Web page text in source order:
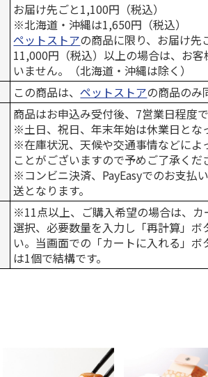
お届け先ごと1,100円（税込）
※北海道・沖縄は1,650円（税込）
ペットストアの商品に限り、お届け先
11,000円（税込）以上の場合は、お
いません。（北海道・沖縄は除く）
この商品は、ペットストアの商品のみ
商品はお申込み受付後、7営業日程度で
※土日、祝日、年末年始は休業日とな
※在庫状況、天候や交通事情などによ
ことがございますので予めご了承くだ
※コンビニ決済、PayEasyでのお支払
送となります。
※11点以上、ご購入希望の場合は、カ
選択、必要数量を入力し「再計算」ボ
い。当画面での「カートに入れる」
は1個で結構です。